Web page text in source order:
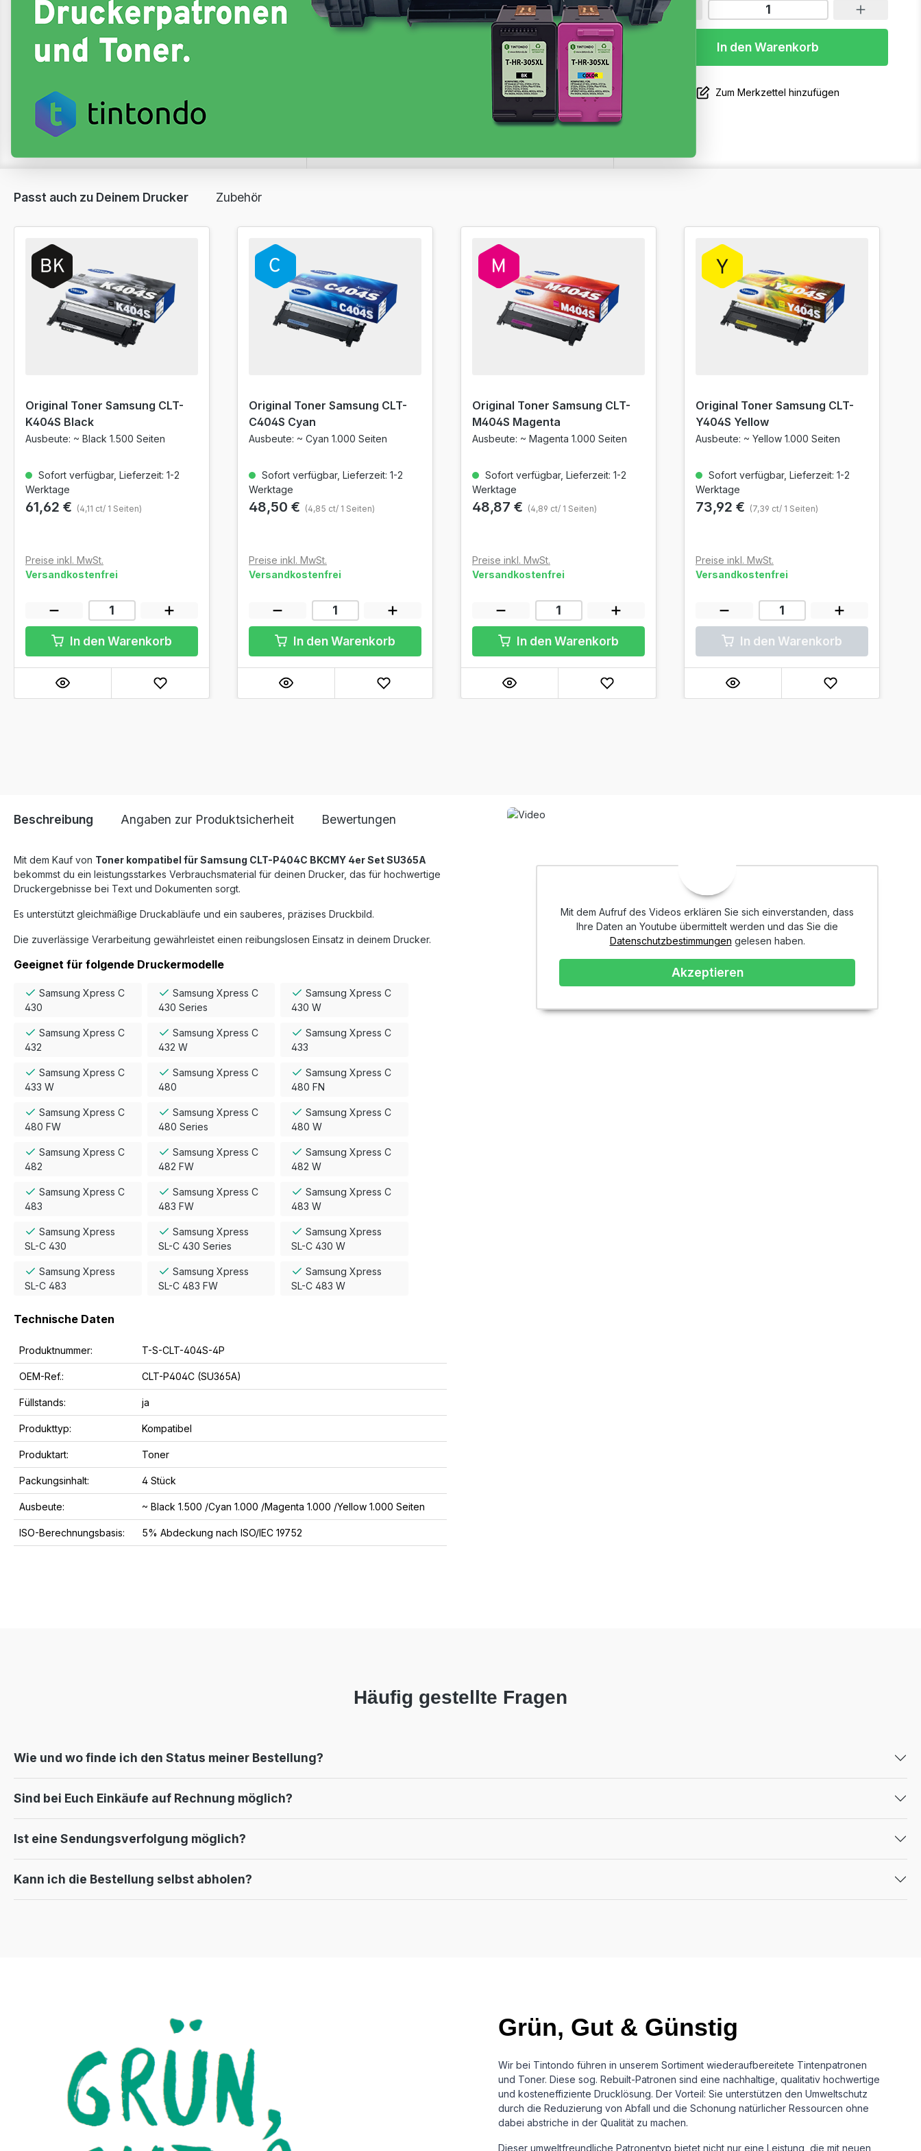
inkl. 19% MwSt. Versand
Sofort verfügbar, Lieferzeit: 1-2 Werktage
Sofort verfügbar, Lieferzeit: 1-2 Werktage
Weitere Variationen anzeigen
In den Warenkorb
Zum Merkzettel hinzufügen
Passt auch zu Deinem Drucker Zubehör
Original Toner Samsung CLT-
K404S Black
Ausbeute: ~ Black 1.500 Seiten
Sofort verfügbar, Lieferzeit: 1-2
Werktage
61,62 € (4,11 ct/ 1 Seiten)
Preise inkl. MwSt.
Versandkostenfrei
In den Warenkorb
Original Toner Samsung CLT-
C404S Cyan
Ausbeute: ~ Cyan 1.000 Seiten
Sofort verfügbar, Lieferzeit: 1-2
Werktage
48,50 € (4,85 ct/ 1 Seiten)
Preise inkl. MwSt.
Versandkostenfrei
In den Warenkorb
Original Toner Samsung CLT-
M404S Magenta
Ausbeute: ~ Magenta 1.000 Seiten
Sofort verfügbar, Lieferzeit: 1-2
Werktage
48,87 € (4,89 ct/ 1 Seiten)
Preise inkl. MwSt.
Versandkostenfrei
In den Warenkorb
Original Toner Samsung CLT-
Y404S Yellow
Ausbeute: ~ Yellow 1.000 Seiten
Sofort verfügbar, Lieferzeit: 1-2
Werktage
73,92 € (7,39 ct/ 1 Seiten)
Preise inkl. MwSt.
Versandkostenfrei
In den Warenkorb
Beschreibung Angaben zur Produktsicherheit Bewertungen
Mit dem Kauf von Toner kompatibel für Samsung CLT-P404C BKCMY 4er Set SU365A
bekommst du ein leistungsstarkes Verbrauchsmaterial für deinen Drucker, das für hochwertige
Druckergebnisse bei Text und Dokumenten sorgt.
Es unterstützt gleichmäßige Druckabläufe und ein sauberes, präzises Druckbild.
Die zuverlässige Verarbeitung gewährleistet einen reibungslosen Einsatz in deinem Drucker.
Geeignet für folgende Druckermodelle
Samsung Xpress C
430
Samsung Xpress C
430 Series
Samsung Xpress C
430 W
Samsung Xpress C
432
Samsung Xpress C
432 W
Samsung Xpress C
433
Samsung Xpress C
433 W
Samsung Xpress C
480
Samsung Xpress C
480 FN
Samsung Xpress C
480 FW
Samsung Xpress C
480 Series
Samsung Xpress C
480 W
Samsung Xpress C
482
Samsung Xpress C
482 FW
Samsung Xpress C
482 W
Samsung Xpress C
483
Samsung Xpress C
483 FW
Samsung Xpress C
483 W
Samsung Xpress
SL-C 430
Samsung Xpress
SL-C 430 Series
Samsung Xpress
SL-C 430 W
Samsung Xpress
SL-C 483
Samsung Xpress
SL-C 483 FW
Samsung Xpress
SL-C 483 W
Technische Daten
Produktnummer: T-S-CLT-404S-4P
OEM-Ref.: CLT-P404C (SU365A)
Füllstands: ja
Produkttyp: Kompatibel
Produktart: Toner
Packungsinhalt: 4 Stück
Ausbeute: ~ Black 1.500 /Cyan 1.000 /Magenta 1.000 /Yellow 1.000 Seiten
ISO-Berechnungsbasis: 5% Abdeckung nach ISO/IEC 19752
Mit dem Aufruf des Videos erklären Sie sich einverstanden, dass
Ihre Daten an Youtube übermittelt werden und das Sie die
Datenschutzbestimmungen gelesen haben.
Akzeptieren
Häufig gestellte Fragen
Wie und wo finde ich den Status meiner Bestellung?
Sind bei Euch Einkäufe auf Rechnung möglich?
Ist eine Sendungsverfolgung möglich?
Kann ich die Bestellung selbst abholen?
Grün, Gut & Günstig
Wir bei Tintondo führen in unserem Sortiment wiederaufbereitete Tintenpatronen
und Toner. Diese sog. Rebuilt-Patronen sind eine nachhaltige, qualitativ hochwertige
und kosteneffiziente Drucklösung. Der Vorteil: Sie unterstützen den Umweltschutz
durch die Reduzierung von Abfall und die Schonung natürlicher Ressourcen ohne
dabei abstriche in der Qualität zu machen.
Dieser umweltfreundliche Patronentyp bietet nicht nur eine Leistung, die mit neuen